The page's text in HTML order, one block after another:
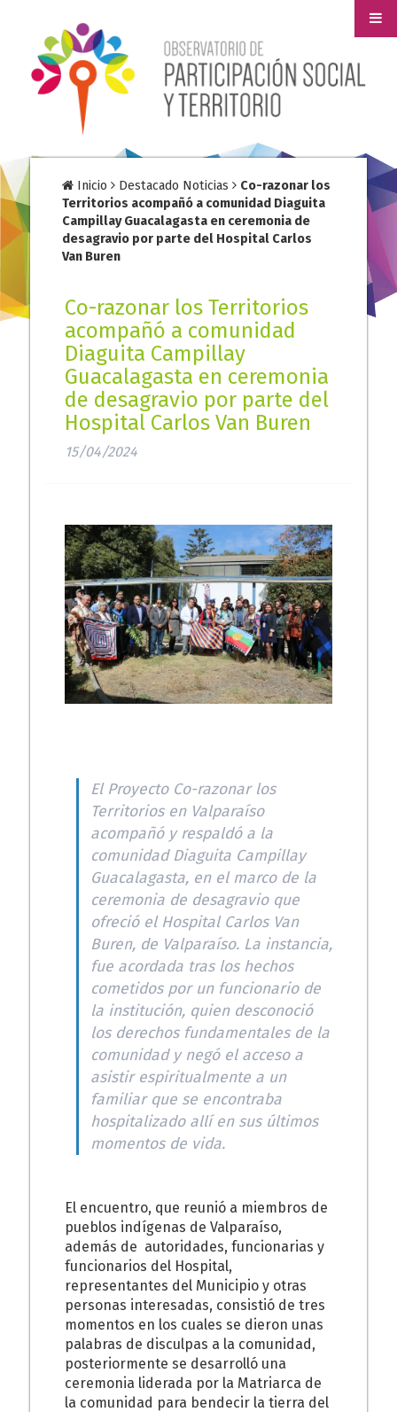
Inicio Destacado Noticias Co-razonar los
Territorios acompañó a comunidad Diaguita
Campillay Guacalagasta en ceremonia de
desagravio por parte del Hospital Carlos
Van Buren
Co-razonar los Territorios
acompañó a comunidad
Diaguita Campillay
Guacalagasta en ceremonia
de desagravio por parte del
Hospital Carlos Van Buren
15/04/2024
El Proyecto Co-razonar los
Territorios en Valparaíso
acompañó y respaldó a la
comunidad Diaguita Campillay
Guacalagasta, en el marco de la
ceremonia de desagravio que
ofreció el Hospital Carlos Van
Buren, de Valparaíso. La instancia,
fue acordada tras los hechos
cometidos por un funcionario de
la institución, quien desconoció
los derechos fundamentales de la
comunidad y negó el acceso a
asistir espiritualmente a un
familiar que se encontraba
hospitalizado allí en sus últimos
momentos de vida.
El encuentro, que reunió a miembros de
pueblos indígenas de Valparaíso,
además de autoridades, funcionarias y
funcionarios del Hospital,
representantes del Municipio y otras
personas interesadas, consistió de tres
momentos en los cuales se dieron unas
palabras de disculpas a la comunidad,
posteriormente se desarrolló una
ceremonia liderada por la Matriarca de
la comunidad para bendecir la tierra del